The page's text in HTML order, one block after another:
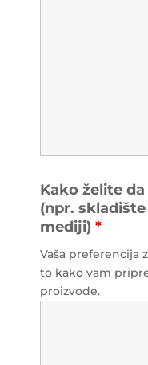
Kako želite
(npr.
mediji) *
Vaša preferencija
to kako vam
proizvode.